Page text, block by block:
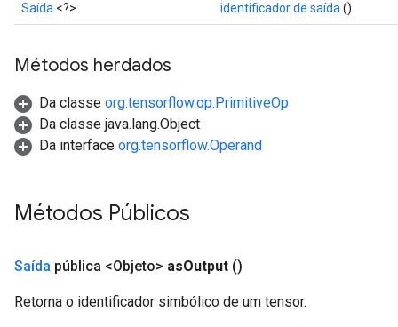
Saída <?> identificador de saída ()
Métodos herdados
Da classe org.tensorflow.op.PrimitiveOp
Da classe java.lang.Object
Da interface org.tensorflow.Operand
Métodos Públicos
Saída pública <Objeto> asOutput ()
Retorna o identificador simbólico de um tensor.